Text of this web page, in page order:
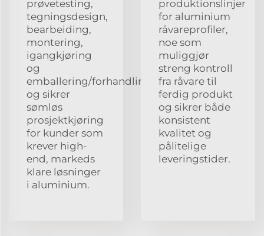
prøvetesting,
tegningsdesign,
bearbeiding,
montering,
igangkjøring
og
emballering/forhandling,
og sikrer
sømløs
prosjektkjøring
for kunder som
krever high-
end, markeds
klare løsninger
i aluminium.
produktionslinjer
for aluminium
råvareprofiler,
noe som
muliggjør
streng kontroll
fra råvare til
ferdig produkt
og sikrer både
konsistent
kvalitet og
pålitelige
leveringstider.